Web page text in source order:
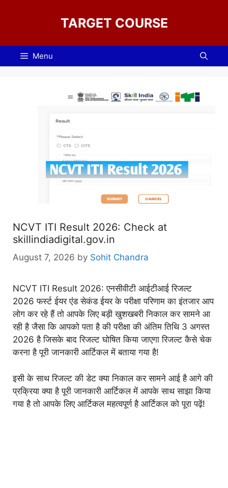
TARGET COURSE
Menu
NCVT ITI Result 2026: Check at
skillindiadigital.gov.in
August 7, 2026 by Sohit Chandra
NCVT ITI Result 2026: एनसीवीटी आईटीआई रिजल्ट
2026 फर्स्ट ईयर एंड सेकंड ईयर के परीक्षा परिणाम का इंतजार आप
लोग कर रहे हैं तो आपके लिए बड़ी खुशखबरी निकाल कर सामने आ
रही है जैसा कि आपको पता है की परीक्षा की अंतिम तिथि 3 अगस्त
2026 है जिसके बाद रिजल्ट घोषित किया जाएगा रिजल्ट कैसे चेक
करना है पूरी जानकारी आर्टिकल में बताया गया है!
इसी के साथ रिजल्ट की डेट क्या निकाल कर सामने आई है आगे की
प्रक्रिया क्या है पूरी जानकारी आर्टिकल में आपके साथ साझा किया
गया है तो आपके लिए आर्टिकल महत्वपूर्ण है आर्टिकल को पूरा पढ़ें!